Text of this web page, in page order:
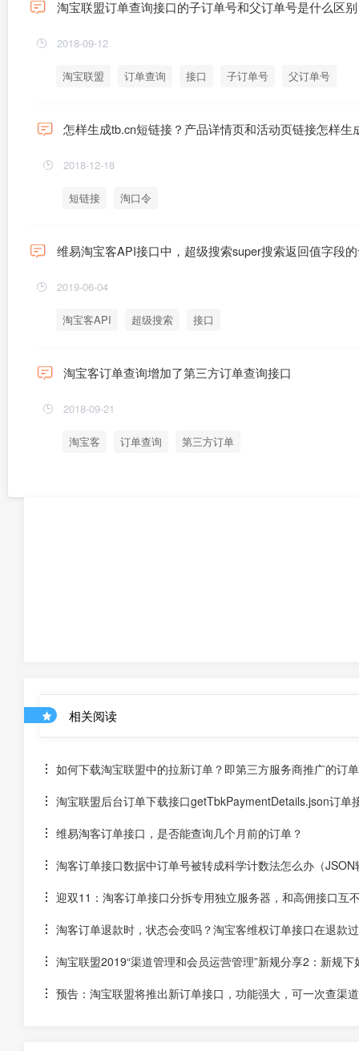
淘宝联盟订单查询接口的子订单号和父订单号是什么区
2018-09-12
淘宝联盟 订单查询 接口 子订单号 父订单号
怎样生成tb.cn短链接？产品详情页和活动页链接怎样生
2018-12-18
短链接 淘口令
维易淘宝客API接口中，超级搜索super搜索返回值字段
2019-06-04
淘宝客API 超级搜索 接口
淘宝客订单查询增加了第三方订单查询接口
2018-09-21
淘宝客 订单查询 第三方订单
相关阅读
如何下载淘宝联盟中的拉新订单？即第三方服务商推广的订
淘宝联盟后台订单下载接口getTbkPaymentDetails.json订单
维易淘客订单接口，是否能查询几个月前的订单？
淘客订单接口数据中订单号被转成科学计数法怎么办（
迎双11：淘客订单接口分拆专用独立服务器，和高佣接口互
淘客订单退款时，状态会变吗？淘宝客维权订单接口在退款
淘宝联盟2019“渠道管理和会员运营管理”新规分享2：新规
预告：淘宝联盟将推出新订单接口，功能强大，可一次查渠